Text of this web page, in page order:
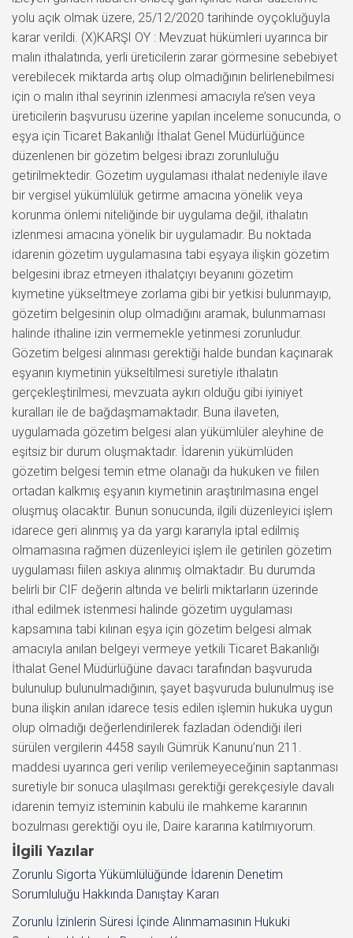
yolu açık olmak üzere, 25/12/2020 tarihinde oyçokluğuyla
karar verildi. (X)KARŞI OY : Mevzuat hükümleri uyarınca bir
malın ithalatında, yerli üreticilerin zarar görmesine sebebiyet
verebilecek miktarda artış olup olmadığının belirlenebilmesi
için o malın ithal seyrinin izlenmesi amacıyla re’sen veya
üreticilerin başvurusu üzerine yapılan inceleme sonucunda, o
eşya için Ticaret Bakanlığı İthalat Genel Müdürlüğünce
düzenlenen bir gözetim belgesi ibrazı zorunluluğu
getirilmektedir. Gözetim uygulaması ithalat nedeniyle ilave
bir vergisel yükümlülük getirme amacına yönelik veya
korunma önlemi niteliğinde bir uygulama değil, ithalatın
izlenmesi amacına yönelik bir uygulamadır. Bu noktada
idarenin gözetim uygulamasına tabi eşyaya ilişkin gözetim
belgesini ibraz etmeyen ithalatçıyı beyanını gözetim
kıymetine yükseltmeye zorlama gibi bir yetkisi bulunmayıp,
gözetim belgesinin olup olmadığını aramak, bulunmaması
halinde ithaline izin vermemekle yetinmesi zorunludur.
Gözetim belgesi alınması gerektiği halde bundan kaçınarak
eşyanın kıymetinin yükseltilmesi suretiyle ithalatın
gerçekleştirilmesi, mevzuata aykırı olduğu gibi iyiniyet
kuralları ile de bağdaşmamaktadır. Buna ilaveten,
uygulamada gözetim belgesi alan yükümlüler aleyhine de
eşitsiz bir durum oluşmaktadır. İdarenin yükümlüden
gözetim belgesi temin etme olanağı da hukuken ve fiilen
ortadan kalkmış eşyanın kıymetinin araştırılmasına engel
oluşmuş olacaktır. Bunun sonucunda, ilgili düzenleyici işlem
idarece geri alınmış ya da yargı kararıyla iptal edilmiş
olmamasına rağmen düzenleyici işlem ile getirilen gözetim
uygulaması fiilen askıya alınmış olmaktadır. Bu durumda
belirli bir CIF değerin altında ve belirli miktarların üzerinde
ithal edilmek istenmesi halinde gözetim uygulaması
kapsamına tabi kılınan eşya için gözetim belgesi almak
amacıyla anılan belgeyi vermeye yetkili Ticaret Bakanlığı
İthalat Genel Müdürlüğüne davacı tarafından başvuruda
bulunulup bulunulmadığının, şayet başvuruda bulunulmuş ise
buna ilişkin anılan idarece tesis edilen işlemin hukuka uygun
olup olmadığı değerlendirilerek fazladan ödendiği ileri
sürülen vergilerin 4458 sayılı Gümrük Kanunu’nun 211.
maddesi uyarınca geri verilip verilemeyeceğinin saptanması
suretiyle bir sonuca ulaşılması gerektiği gerekçesiyle davalı
idarenin temyiz isteminin kabulü ile mahkeme kararının
bozulması gerektiği oyu ile, Daire kararına katılmıyorum.
İlgili Yazılar
Zorunlu Sigorta Yükümlülüğünde İdarenin Denetim
Sorumluluğu Hakkında Danıştay Kararı
Zorunlu İzinlerin Süresi İçinde Alınmamasının Hukuki